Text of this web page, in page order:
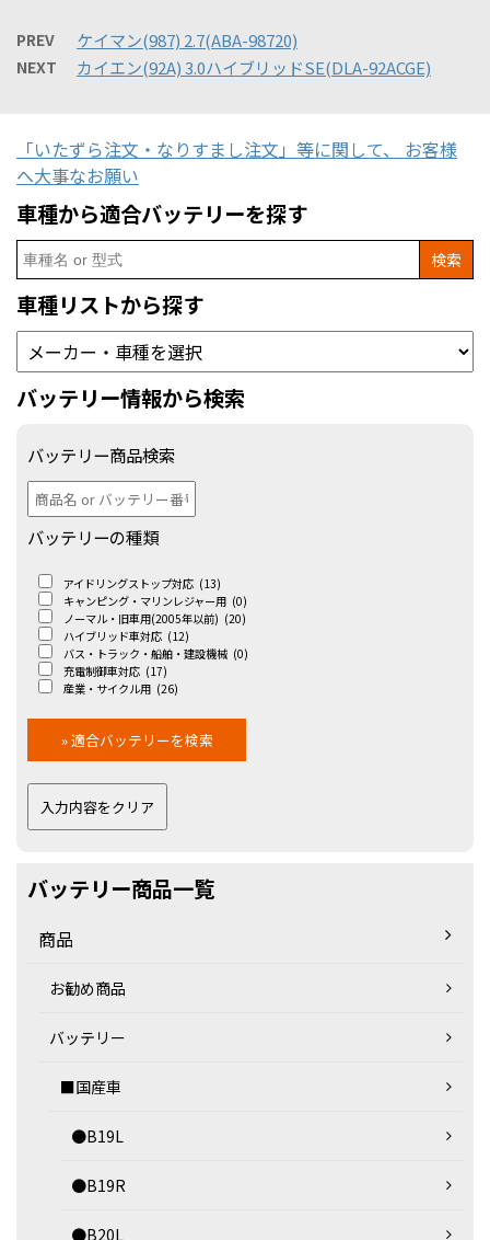
PREV ケイマン(987) 2.7(ABA-98720)
NEXT カイエン(92A) 3.0ハイブリッドSE(DLA-92ACGE)
「いたずら注文・なりすまし注文」等に関して、 お客様
へ大事なお願い
車種から適合バッテリーを探す
Search
for:
車種リストから探す
バッテリー情報から検索
バッテリー商品検索
バッテリーの種類
アイドリングストップ対応 (13)
キャンピング・マリンレジャー用 (0)
ノーマル・旧車用(2005年以前) (20)
ハイブリッド車対応 (12)
バス・トラック・船舶・建設機械 (0)
充電制御車対応 (17)
産業・サイクル用 (26)
バッテリー商品一覧
商品
お勧め商品
バッテリー
■国産車
●B19L
●B19R
●B20L